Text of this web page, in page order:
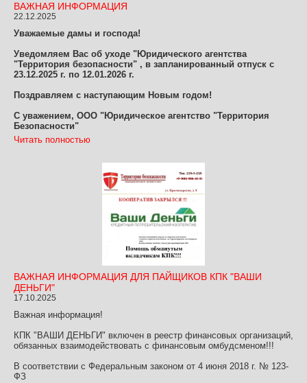
ВАЖНАЯ ИНФОРМАЦИЯ
22.12.2025
Уважаемые дамы и господа!
Уведомляем Вас об уходе "Юридического агентства
"Территория безопасности" , в запланированный отпуск с
23.12.2025 г. по 12.01.2026 г.
Поздравляем с наступающим Новым годом!
С уважением, ООО "Юридическое агентство "Территория
Безопасности"
Читать полностью
ВАЖНАЯ ИНФОРМАЦИЯ ДЛЯ ПАЙЩИКОВ КПК "ВАШИ
ДЕНЬГИ"
17.10.2025
Важная информация!
КПК "ВАШИ ДЕНЬГИ" включен в реестр финансовых организаций,
обязанных взаимодействовать с финансовым омбудсменом!!!
В соответствии с Федеральным законом от 4 июня 2018 г. № 123-
ФЗ